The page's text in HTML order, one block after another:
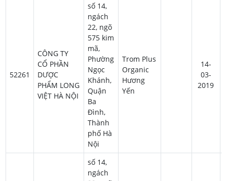
52261
CÔNG TY
CỔ PHẦN
DƯỢC
PHẨM LONG
VIỆT HÀ NỘI
số 14,
ngách
22, ngõ
575 kim
mã,
Phường
Ngọc
Khánh,
Quận
Ba
Đình,
Thành
phố Hà
Nội
Trom Plus
Organic
Hương
Yến
14-
03-
2019
số 14,
ngách